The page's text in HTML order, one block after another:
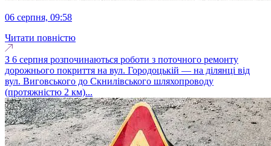
06 серпня, 09:58
Читати повністю
З 6 серпня розпочинаються роботи з поточного ремонту
дорожнього покриття на вул. Городоцькій — на ділянці від
вул. Виговського до Скнилівського шляхопроводу
(протяжністю 2 км)...